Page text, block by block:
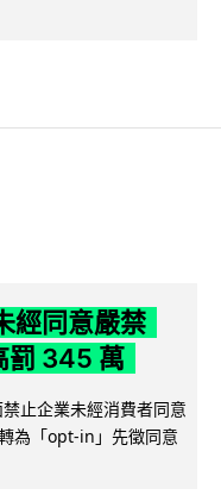
經同意嚴禁
罰 345 萬
止企業未經消費者同意
為「opt-in」先徵同意